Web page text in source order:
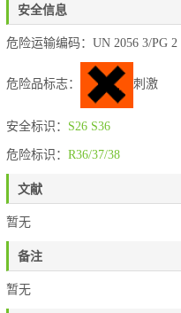
安全信息
危险运输编码：UN 2056 3/PG 2
危险品标志： 刺激
安全标识： S26 S36
危险标识： R36/37/38
文献
暂无
备注
暂无